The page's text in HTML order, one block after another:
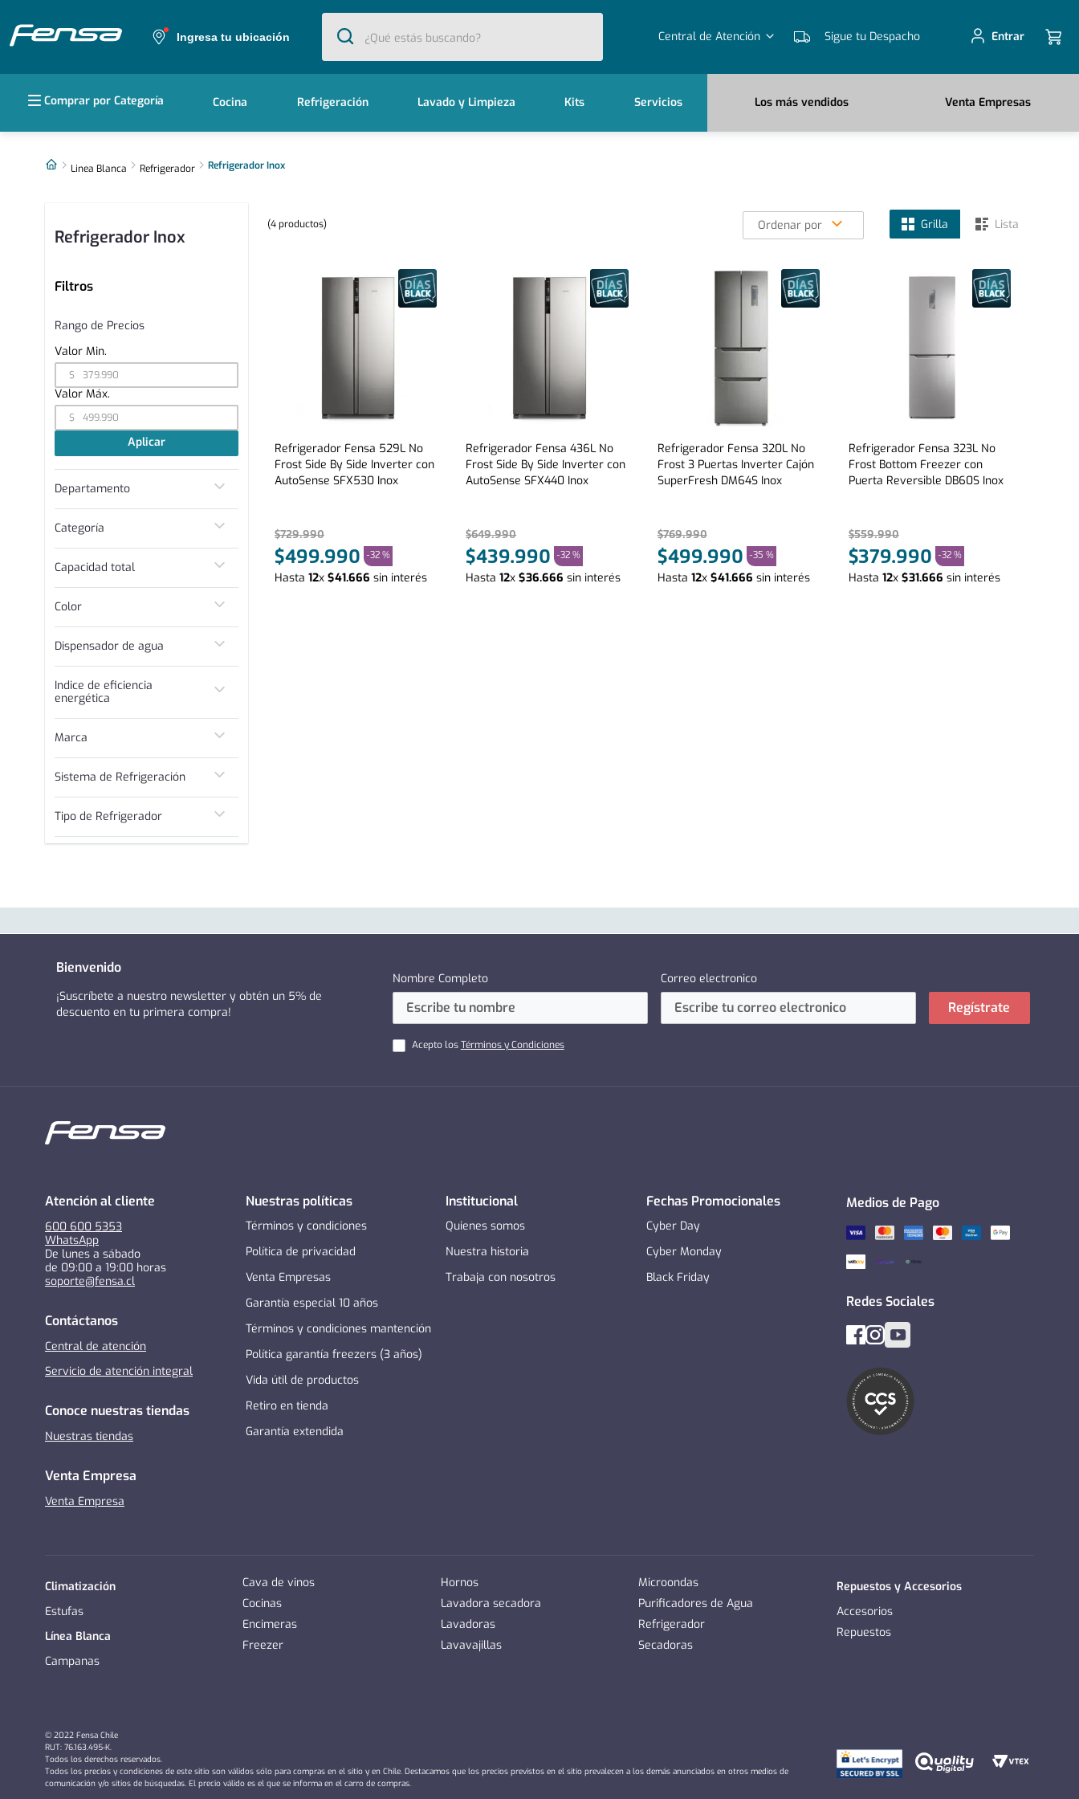
Ingresa tu ubicación
¿Qué estás buscando?
1. cocina 5 platos
refrigerador no frost
Central de Atención Sigue tu Despacho Entrar
Comprar por Categoría Cocina Refrigeración Lavado y Limpieza Kits Servicios Los más vendidos Venta Empresas
Linea Blanca Refrigerador Refrigerador Inox
Refrigerador Inox
Filtros
Departamento
Categoría
Capacidad total
Entre 300 y 400 L
Entre 400 y 500 L
Mas de 500 L
Color
Dispensador de agua
Indice de eficiencia
energética
D
Marca
Sistema de Refrigeración
Tipo de Refrigerador
Bottom Freezer
Rango de Precios
$
$
Aplicar
4productos Ordenar por Grilla Lista
Refrigerador Fensa 529L No
Frost Side By Side Inverter con
AutoSense SFX530 Inox
$729.990
$499.990 -32 %
Hasta 12x $41.666 sin interés
Refrigerador Fensa 436L No
Frost Side By Side Inverter con
AutoSense SFX440 Inox
$649.990
$439.990 -32 %
Hasta12x$36.666 sin interés
Refrigerador Fensa 320L No
Frost 3 Puertas Inverter Cajón
SuperFresh DM64S Inox
$769.990
$499.990 -35 %
Hasta 12x $41.666 sin interés
Refrigerador Fensa 323L No
Frost Bottom Freezer con
Puerta Reversible DB60S Inox
$559.990
$379.990 -32 %
Hasta 12x $31.666 sin interés
Bienvenido
¡Suscríbete a nuestro newsletter y obtén un 5% de
descuento en tu primera compra!
Nombre Completo Correo electronico
Acepto losTérminos y Condiciones
Regístrate
Atención al cliente
600 600 5353
WhatsApp
De lunes a sábado
de 09:00 a 19:00 horas
soporte@fensa.cl
Contáctanos
Central de atención
Servicio de atención integral
Conoce nuestras tiendas
Nuestras tiendas
Venta Empresa
Venta Empresa
Nuestras políticas
Términos y condiciones
Política de privacidad
Venta Empresas
Garantía especial 10 años
Términos y condiciones mantención
Política garantía freezers (3 años)
Vida útil de productos
Retiro en tienda
Garantía extendida
Institucional
Quienes somos
Nuestra historia
Trabaja con nosotros
Fechas Promocionales
Cyber Day
Cyber Monday
Black Friday
Medios de Pago
Redes Sociales
Climatización
Estufas
Línea Blanca
Campanas
Cava de vinos
Cocinas
Encimeras
Freezer
Hornos
Lavadora secadora
Lavadoras
Lavavajillas
Microondas
Purificadores de Agua
Refrigerador
Secadoras
Repuestos y Accesorios
Accesorios
Repuestos
© 2022 Fensa Chile
RUT: 76.163.495-K.
Todos los derechos reservados.
Todos los precios y condiciones de este sitio son válidos sólo para compras en el sitio y en Chile. Destacamos que los precios previstos en el sitio prevalecen a los demás anunciados en otros medios de
comunicación y/o sitios de búsquedas. El precio válido es el que se informa en el carro de compras.